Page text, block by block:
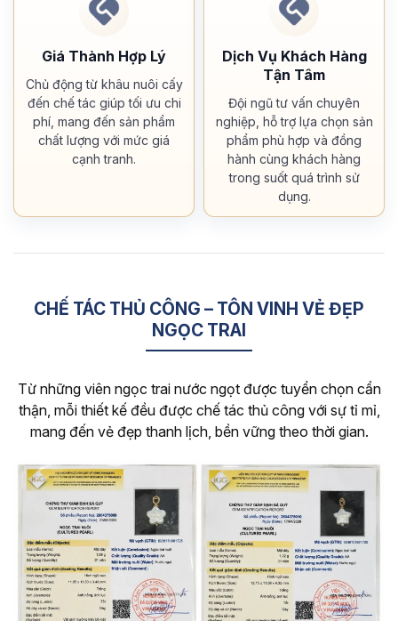
Giá Thành Hợp Lý
Chủ động từ khâu nuôi cấy
đến chế tác giúp tối ưu chi
phí, mang đến sản phẩm
chất lượng với mức giá
cạnh tranh.
Dịch Vụ Khách Hàng
Tận Tâm
Đội ngũ tư vấn chuyên
nghiệp, hỗ trợ lựa chọn sản
phẩm phù hợp và đồng
hành cùng khách hàng
trong suốt quá trình sử
dụng.
CHẾ TÁC THỦ CÔNG – TÔN VINH VẺ ĐẸP
NGỌC TRAI
Từ những viên ngọc trai nước ngọt được tuyển chọn cẩn
thận, mỗi thiết kế đều được chế tác thủ công với sự tỉ mỉ,
mang đến vẻ đẹp thanh lịch, bền vững theo thời gian.